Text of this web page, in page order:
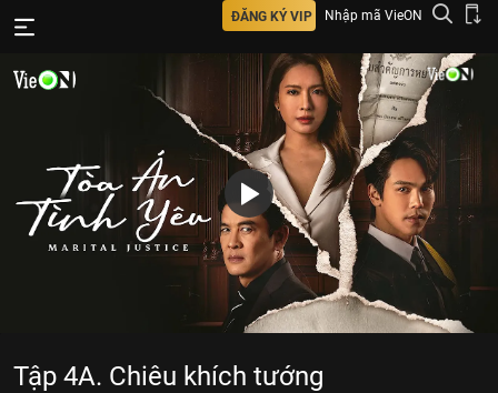
ĐĂNG KÝ VIP Nhập mã VieON
Tập 4A. Chiêu khích tướng